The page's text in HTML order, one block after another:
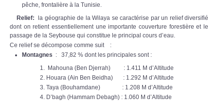
pêche, frontalière à la Tunisie.
Relief: la géographie de la Wilaya se caractérise par un relief diversifié
dont on retient essentiellement une importante couverture forestière et le
passage de la Seybouse qui constitue le principal cours d’eau.
Ce relief se décompose comme suit :
Montagnes : 37,82 % dont les principales sont :
Mahouna (Ben Djerrah) : 1.411 M d’Altitude
Houara (Ain Ben Beidha) : 1.292 M d’Altitude
Taya (Bouhamdane) : 1.208 M d’Altitude
D’bagh (Hammam Debagh) : 1.060 M d’Altitude